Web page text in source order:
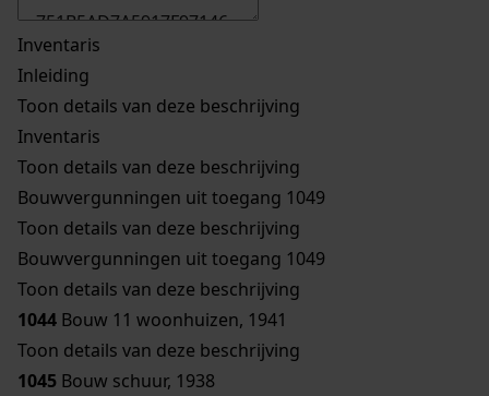
Inventaris
Inleiding
Toon details van deze beschrijving
Inventaris
Toon details van deze beschrijving
Bouwvergunningen uit toegang 1049
Toon details van deze beschrijving
Bouwvergunningen uit toegang 1049
Toon details van deze beschrijving
1044 Bouw 11 woonhuizen, 1941
Toon details van deze beschrijving
1045 Bouw schuur, 1938